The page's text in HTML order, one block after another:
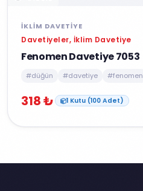
İKLIM DAVETIYE
Davetiyeler, İklim Davetiye
Fenomen Davetiye 7053
#düğün #davetiye #fenomen
318 ₺ 1 Kutu (100 Adet)